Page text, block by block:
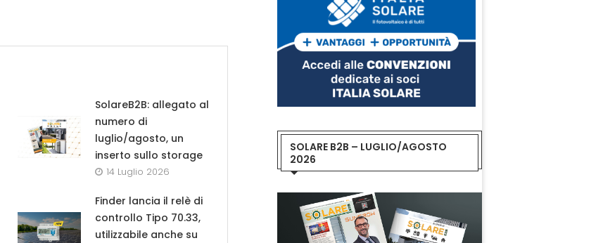
SolareB2B: allegato al
numero di
luglio/agosto, un
inserto sullo storage
14 Luglio 2026
Finder lancia il relè di
controllo Tipo 70.33,
utilizzabile anche su
SOLARE B2B – LUGLIO/AGOSTO
2026